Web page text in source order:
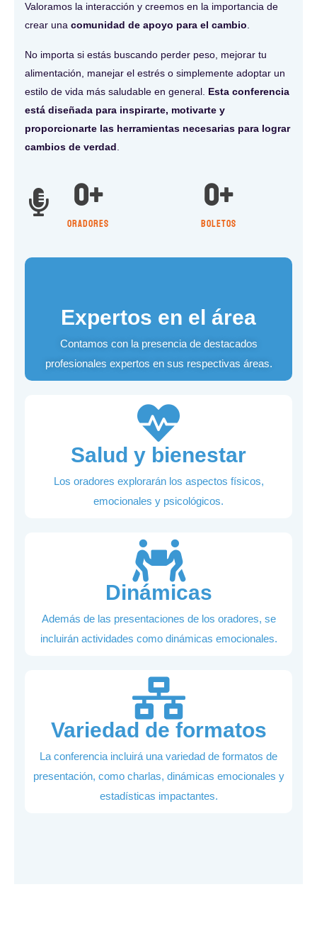
Expertos en el área
Contamos con la presencia de destacados
profesionales expertos en sus respectivas áreas.
Salud y bienestar
Los oradores explorarán los aspectos físicos,
emocionales y psicológicos.
Dinámicas
Además de las presentaciones de los oradores, se
incluirán actividades como dinámicas emocionales.
Variedad de formatos
La conferencia incluirá una variedad de formatos de
presentación, como charlas, dinámicas emocionales y
estadísticas impactantes.
Valoramos la interacción y creemos en la importancia de
crear una comunidad de apoyo para el cambio
No importa si estás buscando perder peso, mejorar tu
alimentación, manejar el estrés o simplemente adoptar un
estilo de vida más saludable en general. Esta conferencia
está diseñada para inspirarte, motivarte y
proporcionarte las herramientas necesarias para lograr
cambios de verdad
Oradores
0+
boletos
0+